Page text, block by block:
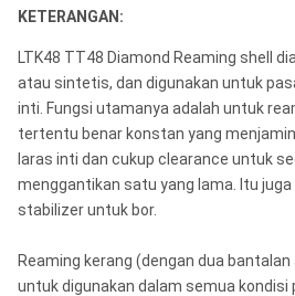
KETERANGAN:
LTK48 TT48 Diamond Reaming shell
atau sintetis, dan digunakan untuk
inti. Fungsi utamanya adalah untuk
tertentu benar konstan yang
laras inti dan cukup clearance untuk
menggantikan satu yang lama. Itu
stabilizer untuk bor.
Reaming kerang (dengan dua
untuk digunakan dalam semua kondisi